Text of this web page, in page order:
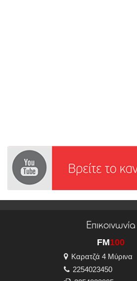
Επικοινωνία
FM100
Καρατζά 4 Μύρινα
2254023450